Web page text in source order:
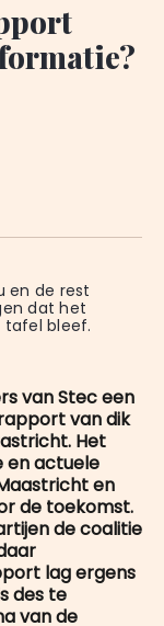
en de rest
dat het
bleef.
van Stec een
van dik
Het
en actuele
en
de toekomst.
de coalitie
lag ergens
des te
van de